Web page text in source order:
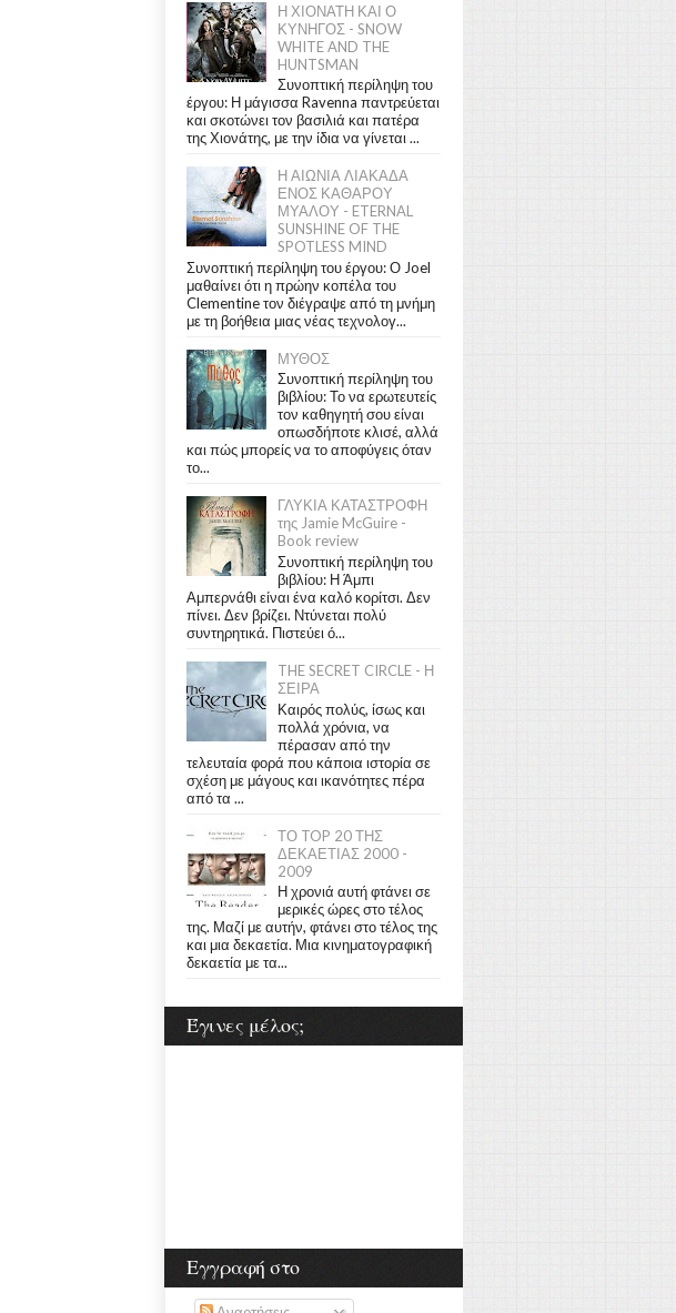
Η ΧΙΟΝΑΤΗ ΚΑΙ Ο
ΚΥΝΗΓΟΣ - SNOW
WHITE AND THE
HUNTSMAN
Συνοπτική περίληψη του
έργου: Η μάγισσα Ravenna παντρεύεται
και σκοτώνει τον βασιλιά και πατέρα
της Χιονάτης, με την ίδια να γίνεται ...
Η ΑΙΩΝΙΑ ΛΙΑΚΑΔΑ
ΕΝΟΣ ΚΑΘΑΡΟΥ
ΜΥΑΛΟΥ - ETERNAL
SUNSHINE OF THE
SPOTLESS MIND
Συνοπτική περίληψη του έργου: Ο Joel
μαθαίνει ότι η πρώην κοπέλα του
Clementine τον διέγραψε από τη μνήμη
με τη βοήθεια μιας νέας τεχνολογ...
ΜΥΘΟΣ
Συνοπτική περίληψη του
βιβλίου: Το να ερωτευτείς
τον καθηγητή σου είναι
οπωσδήποτε κλισέ, αλλά
και πώς μπορείς να το αποφύγεις όταν
το...
ΓΛΥΚΙΑ ΚΑΤΑΣΤΡΟΦΗ
της Jamie McGuire -
Book review
Συνοπτική περίληψη του
βιβλίου: Η Άμπι
Αμπερνάθι είναι ένα καλό κορίτσι. Δεν
πίνει. Δεν βρίζει. Ντύνεται πολύ
συντηρητικά. Πιστεύει ό...
THE SECRET CIRCLE - Η
ΣΕΙΡΑ
Καιρός πολύς, ίσως και
πολλά χρόνια, να
πέρασαν από την
τελευταία φορά που κάποια ιστορία σε
σχέση με μάγους και ικανότητες πέρα
από τα ...
ΤΟ TOP 20 ΤΗΣ
ΔΕΚΑΕΤΙΑΣ 2000 -
2009
Η χρονιά αυτή φτάνει σε
μερικές ώρες στο τέλος
της. Μαζί με αυτήν, φτάνει στο τέλος της
και μια δεκαετία. Μια κινηματογραφική
δεκαετία με τα...
Έγινες μέλος;
Εγγραφή στο